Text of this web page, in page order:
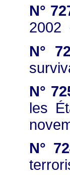
N°
2002
N°
N°
les
N°